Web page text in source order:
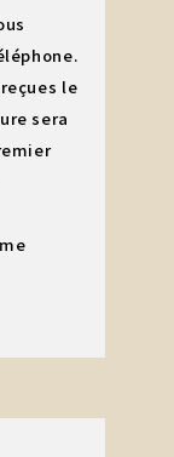
le
sera